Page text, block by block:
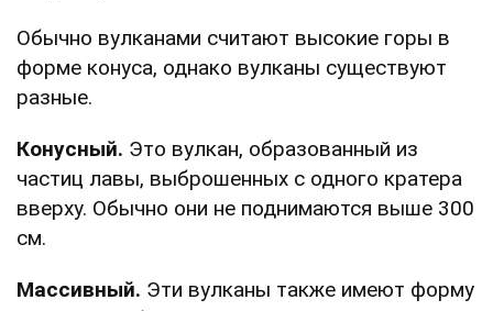
Обычно вулканами считают высокие горы в
форме конуса, однако вулканы существуют
разные.
Конусный. Это вулкан, образованный из
частиц лавы, выброшенных с одного кратера
вверху. Обычно они не поднимаются выше 300
см.
Массивный. Эти вулканы также имеют форму